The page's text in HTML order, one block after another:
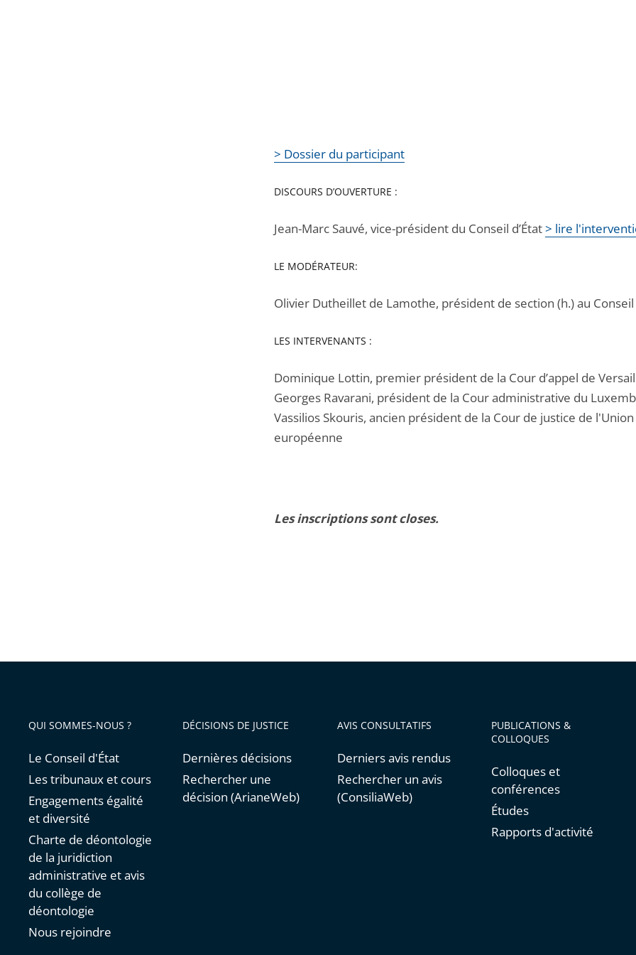
> Dossier du participant
DISCOURS D’OUVERTURE :
Jean-Marc Sauvé, vice-président du Conseil d’État> lire
LE MODÉRATEUR:
Olivier Dutheillet de Lamothe, président de section (h.) au Conseil
LES INTERVENANTS :
Dominique Lottin, premier président de la Cour d’appel de
Georges Ravarani, président de la Cour administrative du
Vassilios Skouris, ancien président de la Cour de justice de l'Union
européenne
Les inscriptions sont closes.
QUI SOMMES-NOUS ?
Le Conseil d'État
Les tribunaux et cours
Engagements égalité
et diversité
Charte de déontologie
de la juridiction
administrative et avis
du collège de
déontologie
Nous rejoindre
DÉCISIONS DE JUSTICE
Dernières décisions
Rechercher une
décision (ArianeWeb)
AVIS CONSULTATIFS
Derniers avis rendus
Rechercher un avis
(ConsiliaWeb)
PUBLICATIONS &
COLLOQUES
Colloques et
conférences
Études
Rapports d'activité